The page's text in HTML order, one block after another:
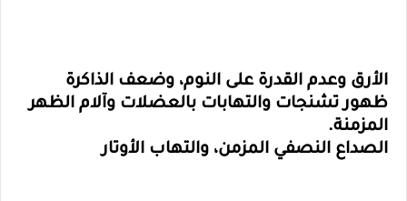
الأرق وعدم القدرة على النوم، وضعف الذاكرة
ظهور تشنجات والتهابات بالعضلات وآلام الظهر
المزمنة.
الصداع النصفي المزمن، والتهاب الأوتار